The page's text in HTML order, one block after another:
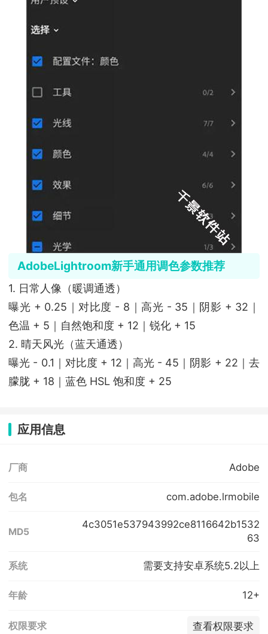
AdobeLightroom新手通用调色参数推荐
1. 日常人像（暖调通透）
曝光 + 0.25｜对比度 - 8｜高光 - 35｜阴影 + 32｜
色温 + 5｜自然饱和度 + 12｜锐化 + 15
2. 晴天风光（蓝天通透）
曝光 - 0.1｜对比度 + 12｜高光 - 45｜阴影 + 22｜去
朦胧 + 18｜蓝色 HSL 饱和度 + 25
应用信息
厂商 Adobe
包名 com.adobe.lrmobile
MD5
4c3051e537943992ce8116642b1532
63
系统 需要支持安卓系统5.2以上
年龄 12+
权限要求 查看权限要求